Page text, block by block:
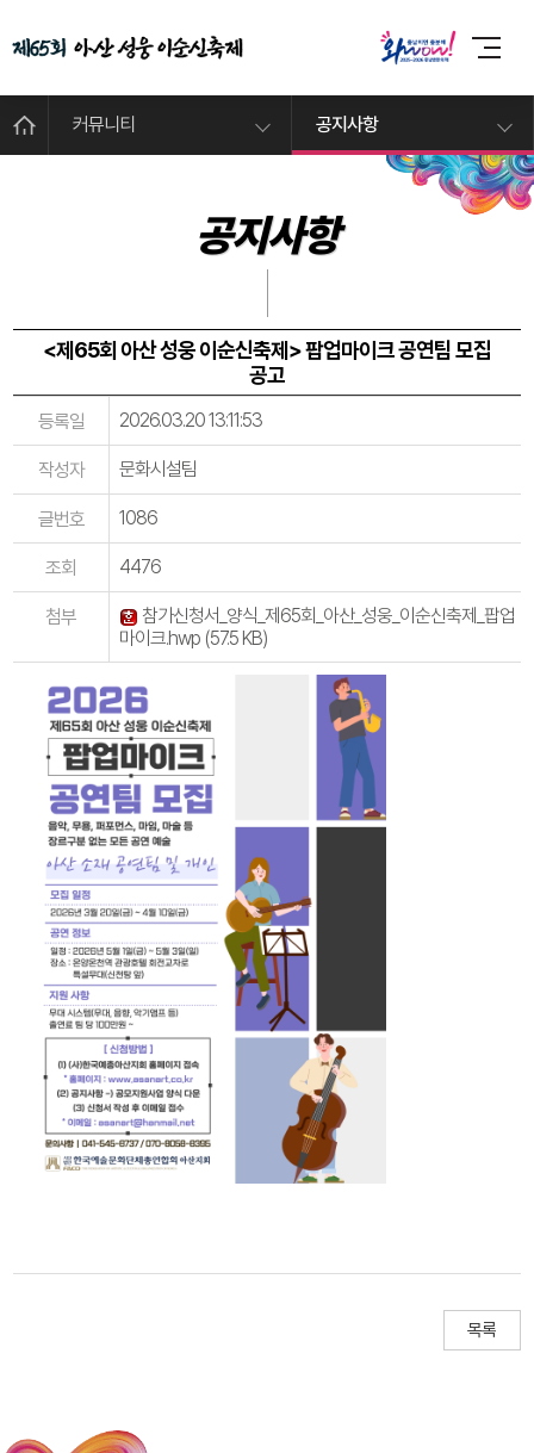
커뮤니티 공지사항
공지사항
<제65회 아산 성웅 이순신축제> 팝업마이크 공연팀 모집
공고
등록일 2026.03.20 13:11:53
작성자 문화시설팀
글번호 1086
조회 4476
첨부
참가신청서_양식_제65회_아산_성웅_이순신축제_팝업
마이크.hwp (57.5 KB)
목록